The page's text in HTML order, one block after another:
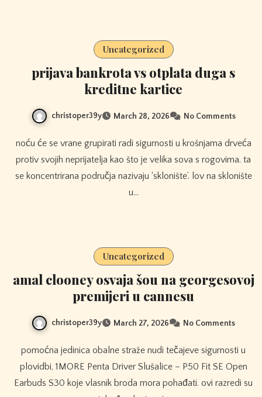
Uncategorized
prijava bankrota vs otplata duga s
kreditne kartice
christoper39y March 28, 2026 No Comments
noću će se vrane grupirati radi sigurnosti u krošnjama drveća
protiv svojih neprijatelja kao što je velika sova s ​​rogovima. ta
se koncentrirana područja nazivaju ‘sklonište’. lov na sklonište
u…
Uncategorized
amal clooney osvaja šou na georgesovoj
premijeri u cannesu
christoper39y March 27, 2026 No Comments
pomoćna jedinica obalne straže nudi tečajeve sigurnosti u
plovidbi, 1MORE Penta Driver Slušalice – P50 Fit SE Open
Earbuds S30 koje vlasnik broda mora pohađati. ovi razredi su